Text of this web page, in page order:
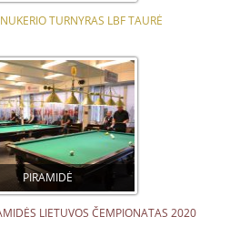
TURNYRAS LBF TAURĖ
PIRAMIDĖ
LIETUVOS ČEMPIONATAS 2020